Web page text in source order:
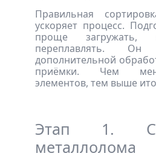
Правильная
ускоряет процесс.
проще загружать,
переплавлять.
дополнительной
приёмки. Чем
элементов, тем выше
Этап 1.
металлолома